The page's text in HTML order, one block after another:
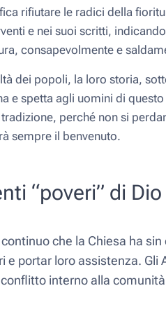
rifiutare le radici della
e nei suoi scritti,
consapevolmente e
dei popoli, la loro storia,
e spetta agli uomini di
perché non si
sempre il benvenuto.
“poveri” di Dio
che la Chiesa ha sin
e portar loro assistenza. Gli
interno alla